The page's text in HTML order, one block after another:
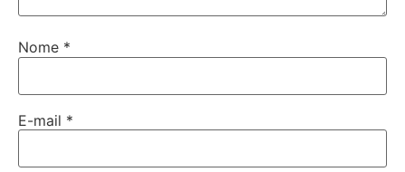
Nome *
E-mail *